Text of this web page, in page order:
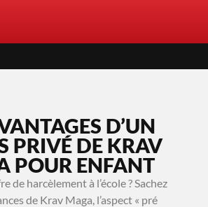
D’UN
PRIVÉ DE KRAV
POUR ENFANT
de harcèlement à l’école ? Sachez
de Krav Maga, l’aspect « pré